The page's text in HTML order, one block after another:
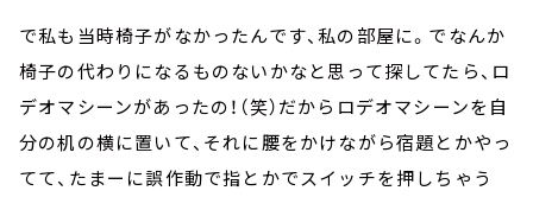
で私も当時椅子がなかったんです、私の部屋に。でなんか
椅子の代わりになるものないかなと思って探してたら、ロ
デオマシーンがあったの！（笑）だからロデオマシーンを自
分の机の横に置いて、それに腰をかけながら宿題とかやっ
てて、たまーに誤作動で指とかでスイッチを押しちゃう